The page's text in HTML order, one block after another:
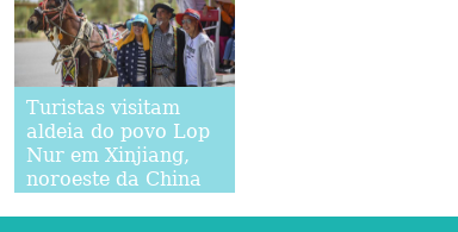
Turistas visitam
aldeia do povo Lop
Nur em Xinjiang,
noroeste da China